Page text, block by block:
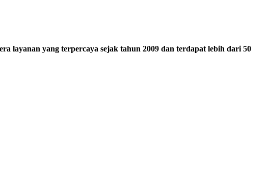
layanan yang terpercaya sejak tahun 2009 dan terdapat lebih dari 50